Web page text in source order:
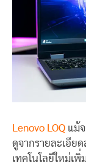
Lenovo LOQ แม้
ดูจากรายละเอีย
เทคโนโลยีใหม่เพิ่